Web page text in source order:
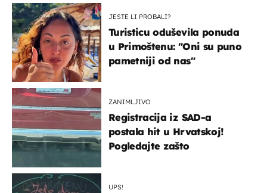
JESTE LI PROBALI?
Turisticu oduševila ponuda
u Primoštenu: "Oni su puno
pametniji od nas"
ZANIMLJIVO
Registracija iz SAD-a
postala hit u Hrvatskoj!
Pogledajte zašto
UPS!